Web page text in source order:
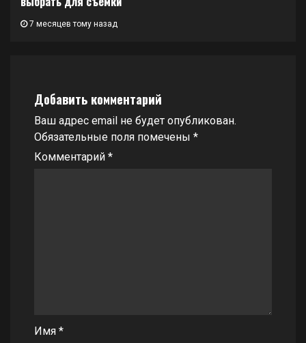
7 месяцев тому назад
Добавить комментарий
Ваш адрес email не будет опубликован.
Обязательные поля помечены *
Комментарий *
Имя *